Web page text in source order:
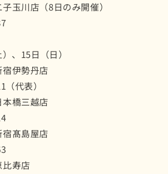
玉川店（8日のみ開催）
、15日（日）
宿伊勢丹店
代表）
橋三越店
0114
新宿髙島屋店
比寿店